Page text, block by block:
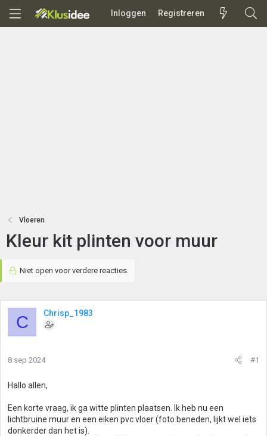
Inloggen Registreren
Vloeren
Kleur kit plinten voor muur
Niet open voor verdere reacties.
C Chrisp_1983
8 sep 2024 #1
Hallo allen,
Een korte vraag, ik ga witte plinten plaatsen. Ik heb nu een
lichtbruine muur en een eiken pvc vloer (foto beneden, lijkt wel iets
donkerder dan het is).